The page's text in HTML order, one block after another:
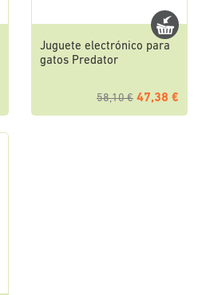
Juguete electrónico para
gatos Predator
58,10 € 47,38 €